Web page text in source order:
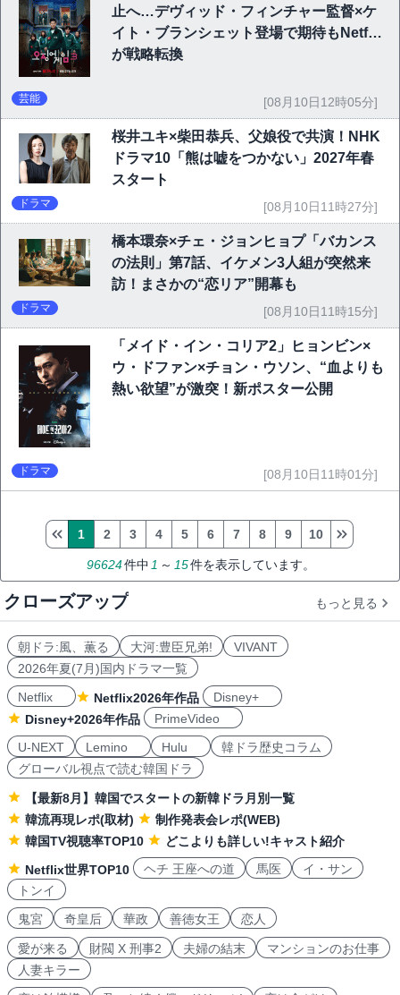
止へ…デヴィッド・フィンチャー監督×ケ
イト・ブランシェット登場で期待もNetflix
が戦略転換
芸能 [08月10日12時05分]
桜井ユキ×柴田恭兵、父娘役で共演！NHK
ドラマ10「熊は嘘をつかない」2027年春
スタート
ドラマ [08月10日11時27分]
橋本環奈×チェ・ジョンヒョプ「バカンス
の法則」第7話、イケメン3人組が突然来
訪！まさかの“恋リア”開幕も
ドラマ [08月10日11時15分]
「メイド・イン・コリア2」ヒョンビン×
ウ・ドファン×チョン・ウソン、“血よりも
熱い欲望”が激突！新ポスター公開
ドラマ [08月10日11時01分]
96624件中 1 ～ 15件を表示しています。
1 2 3 4 5 6 7 8 9 10
クローズアップ もっと見る
朝ドラ:風、薫る 大河:豊臣兄弟!
VIVANT
2026年夏(7月)国内ドラマ一覧
Netflix
Netflix2026年作品
Disney+
Disney+2026年作品
PrimeVideo
U-NEXT
Lemino Hulu
韓ドラ歴史コラム
グローバル視点で読む韓国ドラ
【最新8月】韓国でスタートの新韓ドラ月別一覧
韓流再現レポ(取材)
制作発表会レポ(WEB)
韓国TV視聴率TOP10
どこよりも詳しい!キャスト紹介
Netflix世界TOP10
ヘチ 王座への道 馬医
イ・サン
トンイ
鬼宮
奇皇后 華政 善徳女王 恋人
愛が来る 財閥 X 刑事2 夫婦の結末
マンションのお仕事
人妻キラー